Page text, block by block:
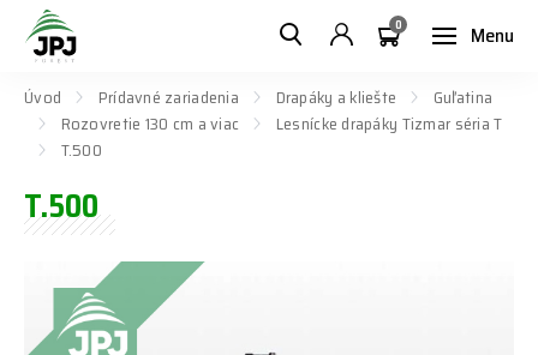
Menu
0
Úvod Prídavné zariadenia Drapáky a kliešte
Guľatina
Rozovretie 130 cm a viac
Lesnícke drapáky Tizmar séria T
T.500
T.500